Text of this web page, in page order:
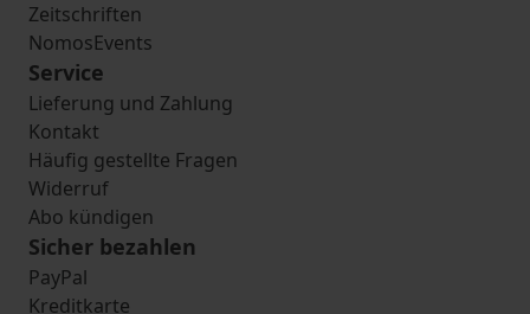
Zeitschriften
NomosEvents
Service
Lieferung und Zahlung
Kontakt
Häufig gestellte Fragen
Widerruf
Abo kündigen
Sicher bezahlen
PayPal
Kreditkarte